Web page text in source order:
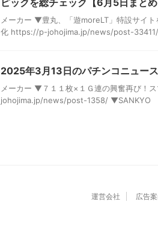
ピックを総チェック【6月5日まとめ
メーカー ▼豊丸、「遊moreLT」特設サイ
化 https://p-johojima.jp/news/post-
2025年3月13日のパチンコニュー
メーカー ▼７１１枚×１Ｇ連の興奮再び！
johojima.jp/news/post-1358/ ▼SANKYO
運営会社 広告